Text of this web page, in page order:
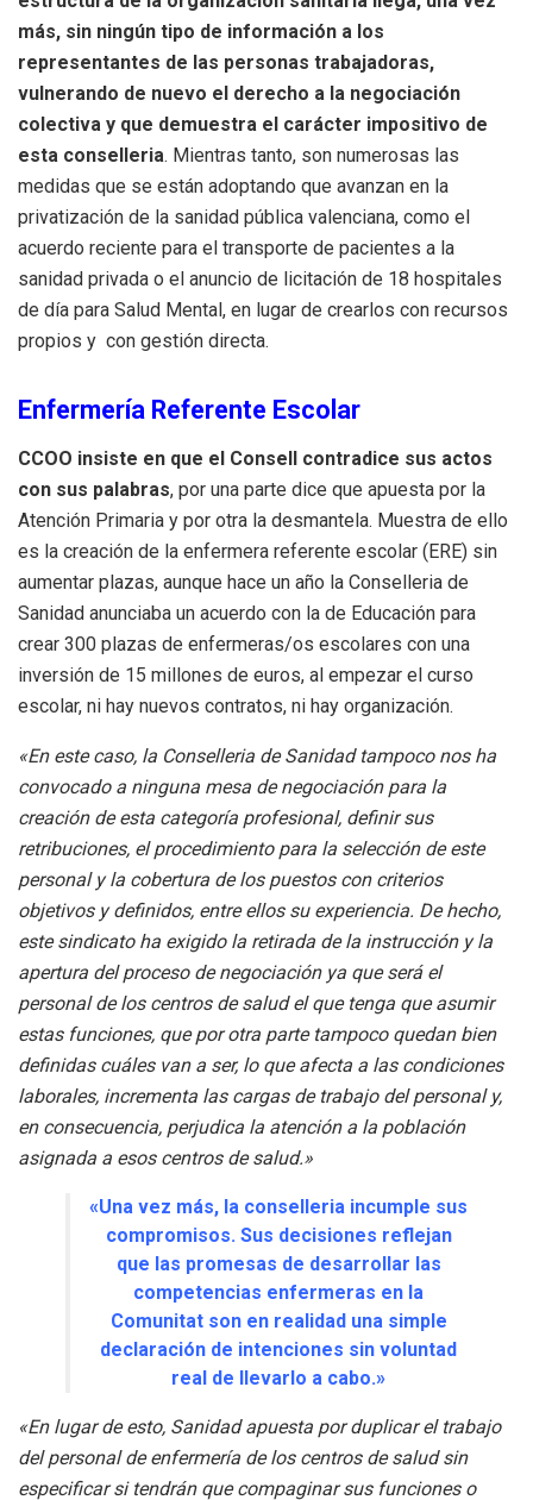
más, sin ningún tipo de información a los
representantes de las personas trabajadoras,
vulnerando de nuevo el derecho a la negociación
colectiva y que demuestra el carácter impositivo de
esta conselleria. Mientras tanto, son numerosas las
medidas que se están adoptando que avanzan en la
privatización de la sanidad pública valenciana, como el
acuerdo reciente para el transporte de pacientes a la
sanidad privada o el anuncio de licitación de 18 hospitales
de día para Salud Mental, en lugar de crearlos con recursos
propios y con gestión directa.
Enfermería Referente Escolar
CCOO insiste en que el Consell contradice sus actos
con sus palabras, por una parte dice que apuesta por la
Atención Primaria y por otra la desmantela. Muestra de ello
es la creación de la enfermera referente escolar (ERE) sin
aumentar plazas, aunque hace un año la Conselleria de
Sanidad anunciaba un acuerdo con la de Educación para
crear 300 plazas de enfermeras/os escolares con una
inversión de 15 millones de euros, al empezar el curso
escolar, ni hay nuevos contratos, ni hay organización.
«En este caso, la Conselleria de Sanidad tampoco nos ha
convocado a ninguna mesa de negociación para la
creación de esta categoría profesional, definir sus
retribuciones, el procedimiento para la selección de este
personal y la cobertura de los puestos con criterios
objetivos y definidos, entre ellos su experiencia. De hecho,
este sindicato ha exigido la retirada de la instrucción y la
apertura del proceso de negociación ya que será el
personal de los centros de salud el que tenga que asumir
estas funciones, que por otra parte tampoco quedan bien
definidas cuáles van a ser, lo que afecta a las condiciones
laborales, incrementa las cargas de trabajo del personal y,
en consecuencia, perjudica la atención a la población
asignada a esos centros de salud.»
«Una vez más, la conselleria incumple sus
compromisos. Sus decisiones reflejan
que las promesas de desarrollar las
competencias enfermeras en la
Comunitat son en realidad una simple
declaración de intenciones sin voluntad
real de llevarlo a cabo.»
«En lugar de esto, Sanidad apuesta por duplicar el trabajo
del personal de enfermería de los centros de salud sin
especificar si tendrán que compaginar sus funciones o